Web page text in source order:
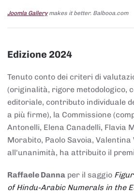
Joomla Gallerymakes it better. Balbooa.com
Edizione 2024
Tenuto conto dei criteri di
(originalità, rigore metodologico,
editoriale, contributo individuale
a più firme), la Commissione
Antonelli, Elena Canadelli, Flavia
Morabito, Paolo Savoia, Valentina
all'unanimità, ha attribuito il
Raffaele Danna per il saggio
of Hindu-Arabic Numerals in the